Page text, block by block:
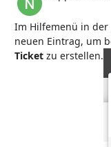
Im Hilfemenü in der
neuen Eintrag, um
Ticket zu erstellen.